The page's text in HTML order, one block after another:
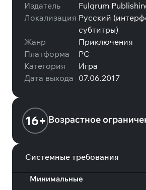
Издатель
Fulqrum
Локализация Русский
субтитры)
Жанр
Приключения
Платформа
PC
Категория
Игра
Дата выхода 07.06.2017
16+ Возрастное
Системные требования
Минимальные